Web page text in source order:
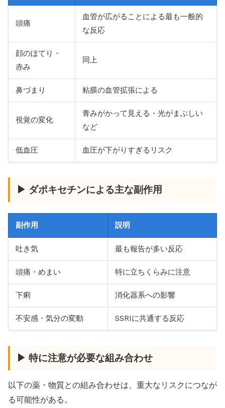
頭痛
血管が広がることによる最も一般的
な反応
顔のほてり・
赤み
同上
鼻づまり 粘膜の血管拡張による
視覚の変化
青みがかって見える・光がまぶしい
など
低血圧 血圧が下がりすぎるリスク
▶ ダポキセチンによる主な副作用
副作用 説明
吐き気 最も報告が多い反応
頭痛・めまい 特に立ちくらみに注意
下痢 消化器系への影響
不安感・気分の変動 SSRIに共通する反応
▶ 特に注意が必要な組み合わせ
以下の薬・物質との組み合わせは、重大なリスクにつなが
る可能性がある。